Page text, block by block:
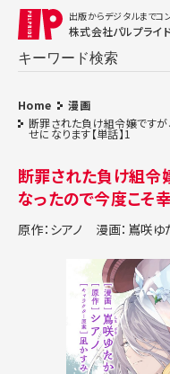
出版からデジタルまでコ
株式会社パルプライ
Home
漫画
断罪された負け組令嬢ですが
せになります【単話】1
断罪された負け組令
なったので今度こそ
原作：シアノ 漫画：嶌咲ゆ